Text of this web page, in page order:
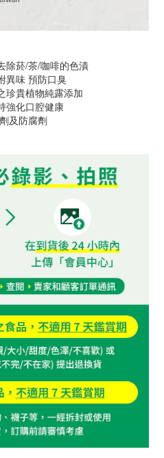
除菸/茶/咖啡的色漬
異味 預防口臭
珍貴植物純露添加
強化口腔健康
及防腐劑